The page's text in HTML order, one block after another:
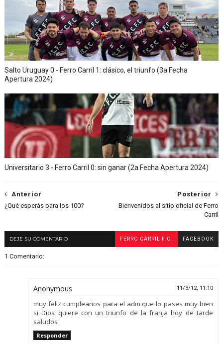
Salto Uruguay 0 - Ferro Carril 1: clásico, el triunfo (3a Fecha
Apertura 2024)
Universitario 3 - Ferro Carril 0: sin ganar (2a Fecha Apertura 2024)
Posterior
Bienvenidos al sitio oficial de Ferro
Carril
Anterior
¿Qué esperás para los 100?
DEJE SU COMENTARIO FERRO CARRIL F.C. FACEBOOK
1 Comentario:
Anonymous 11/3/12, 11:10
muy feliz cumpleaños para el adm.que lo pases muy bien
si Dios quiere con un triunfo de la franja hoy de tarde
saludos
Responder